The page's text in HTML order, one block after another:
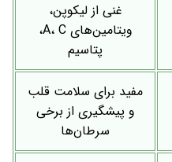
غنی از لیکوپن،
ویتامین‌های A، C،
پتاسیم
مفید برای سلامت قلب
و پیشگیری از برخی
سرطان‌ها